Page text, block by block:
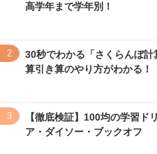
高学年まで学年別！
2
30秒でわかる「さくらんぼ計
算引き算のやり方がわかる！
3
【徹底検証】100均の学習ド
ア・ダイソー・ブックオフ